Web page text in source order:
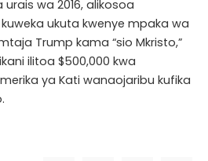
wa 2016, alikosoa
ukuta kwenye mpaka wa
Trump kama “sio Mkristo,”
ilitoa $500,000 kwa
ya Kati wanaojaribu kufika